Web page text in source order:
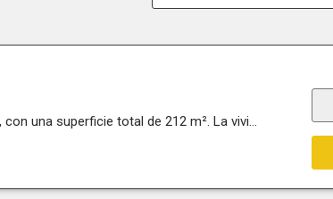
una superficie total de 212 m². La vivi...